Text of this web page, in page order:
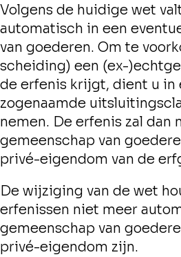
Volgens de huidige wet
automatisch in een
van goederen. Om te
scheiding) een (ex-
de erfenis krijgt, dient u in
zogenaamde
nemen. De erfenis zal dan
gemeenschap van
privé-eigendom van de
De wijziging van de wet
erfenissen niet meer
gemeenschap van
privé-eigendom zijn.